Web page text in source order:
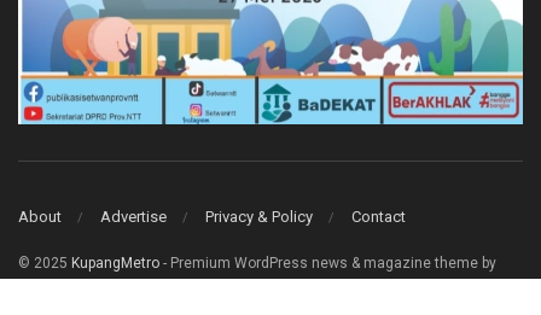
About Advertise Privacy & Policy Contact
© 2025 KupangMetro - Premium WordPress news & magazine theme by